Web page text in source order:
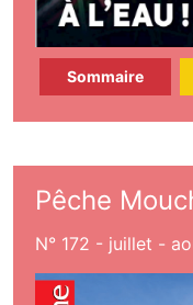
Sommaire
Pêche
N° 172 - juillet -